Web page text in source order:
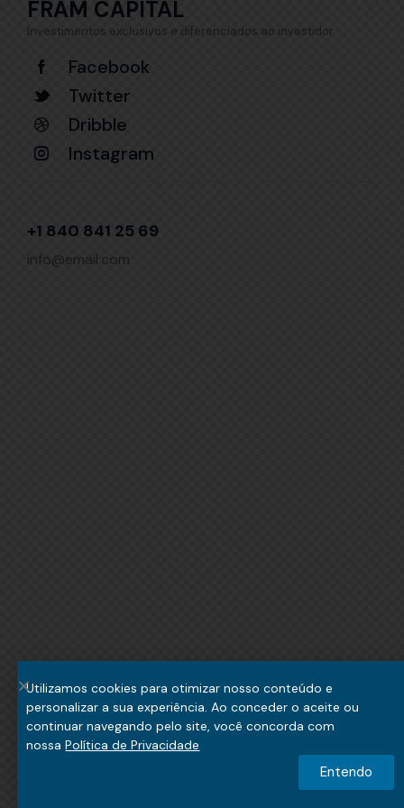
FRAM CAPITAL
Investimentos exclusivos e diferenciados ao investidor
Facebook
Twitter
Dribble
Instagram
+1 840 841 25 69
info@email.com
Utilizamos cookies para otimizar nosso conteúdo e
personalizar a sua experiência. Ao conceder o aceite ou
continuar navegando pelo site, você concorda com
nossaPolítica de Privacidade
Entendo